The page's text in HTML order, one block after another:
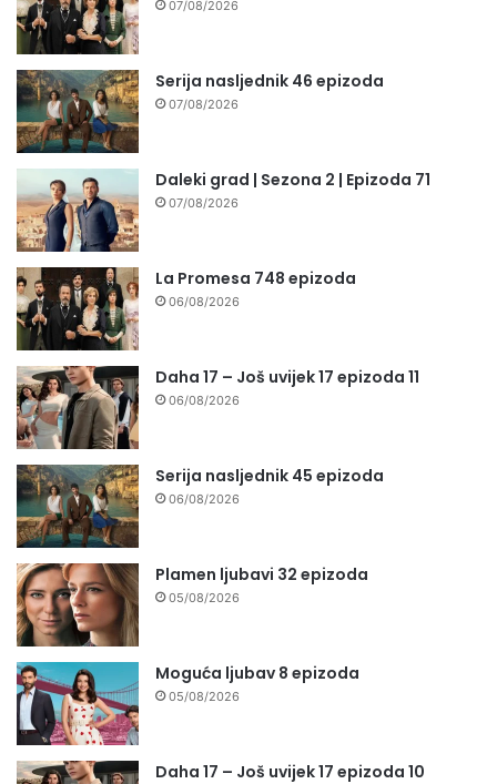
07/08/2026
Serija nasljednik 46 epizoda
07/08/2026
Daleki grad | Sezona 2 | Epizoda 71
07/08/2026
La Promesa 748 epizoda
06/08/2026
Daha 17 – Još uvijek 17 epizoda 11
06/08/2026
Serija nasljednik 45 epizoda
06/08/2026
Plamen ljubavi 32 epizoda
05/08/2026
Moguća ljubav 8 epizoda
05/08/2026
Daha 17 – Još uvijek 17 epizoda 10